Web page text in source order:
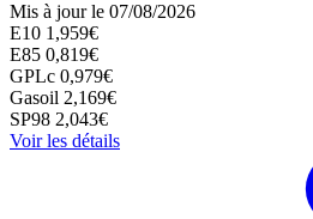
Mis à jour le 07/08/2026
E10 1,959€
E85 0,819€
GPLc 0,979€
Gasoil 2,169€
SP98 2,043€
Voir les détails